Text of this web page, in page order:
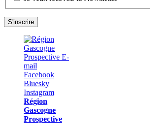
Région
Gascogne
Prospective